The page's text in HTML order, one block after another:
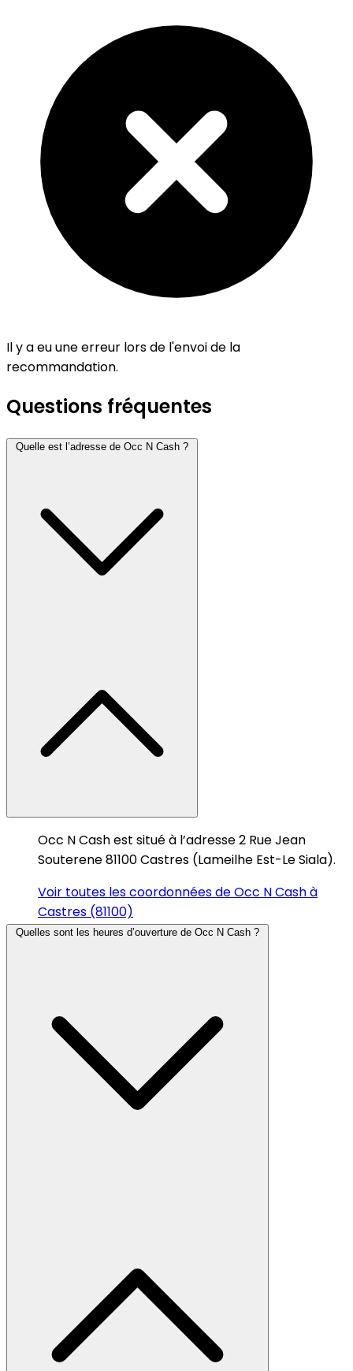
Il y a eu une erreur lors de l'envoi de la
recommandation.
Questions fréquentes
Quelle est l’adresse de Occ N Cash ?
Occ N Cash est situé à l’adresse 2 Rue Jean
Souterene 81100 Castres (Lameilhe Est-Le Siala).
Voir toutes les coordonnées de Occ N Cash à
Castres (81100)
Quelles sont les heures d’ouverture de Occ N Cash ?